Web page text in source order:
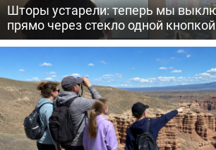
Шторы устарели: теперь мы
прямо через стекло одной кнопкой